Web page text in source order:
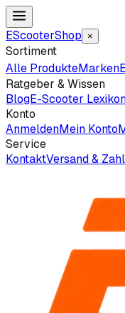
EScooterShop ×
Sortiment
Alle ProdukteMarken
Ratgeber & Wissen
BlogE-Scooter Lexikon
Konto
AnmeldenMein Konto
Service
KontaktVersand &